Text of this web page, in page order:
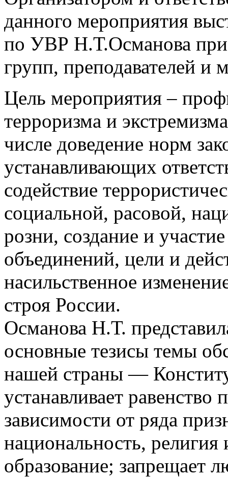
данного мероприятия
по УВР Н.Т.Османова при
групп, преподавателей и
Цель мероприятия –
терроризма и
числе доведение норм
устанавливающих
содействие
социальной, расовой,
розни, создание и
объединений, цели и
насильственное
строя России.
Османова Н.Т.
основные тезисы темы
нашей страны —
устанавливает
зависимости от ряда
национальность,
образование;